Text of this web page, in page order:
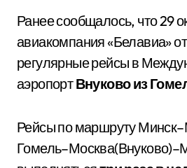
Ранее сообщалось, что 29
авиакомпания «Белавиа»
регулярные рейсы в
аэропортВнуково из
Рейсы по маршруту